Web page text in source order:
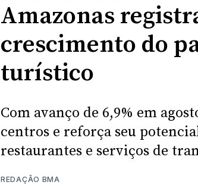
Amazonas
crescimento do
turístico
Com avanço de 6,9% em
centros e reforça seu
restaurantes e serviços de
REDAÇÃO BMA